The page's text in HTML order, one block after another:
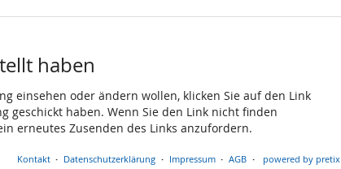
haben
einsehen oder ändern wollen, klicken Sie auf den Link
geschickt haben. Wenn Sie den Link nicht finden
erneutes Zusenden des Links anzufordern.
Kontakt Datenschutzerklärung Impressum AGB powered by pretix